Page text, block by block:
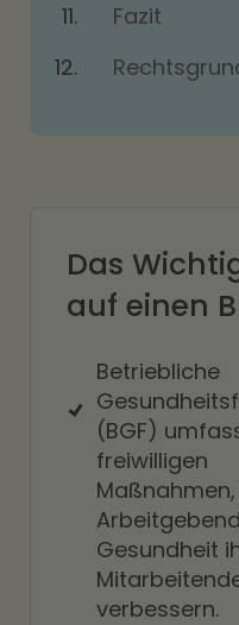
Fazit
Das
auf einen
Betriebliche
(BGF)
freiwilligen
Gesundheit
verbessern.